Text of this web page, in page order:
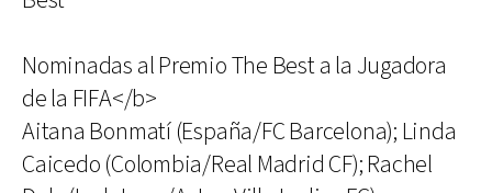
Nominadas al Premio The Best a la Jugadora
de la FIFA</b>
Aitana Bonmatí (España/FC Barcelona); Linda
Caicedo (Colombia/Real Madrid CF); Rachel